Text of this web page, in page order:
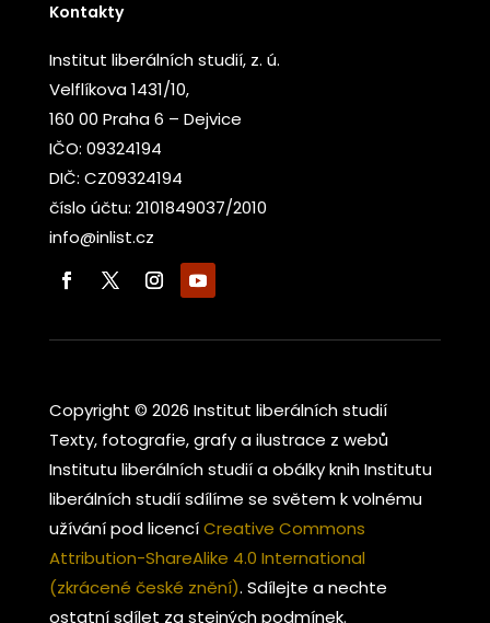
Kontakty
Institut liberálních studií, z. ú.
Velflíkova 1431/10,
160 00 Praha 6 – Dejvice
IČO: 09324194
DIČ: CZ09324194
číslo účtu: 2101849037/2010
info@inlist.cz
Copyright © 2026 Institut liberálních studií
Texty, fotografie, grafy a ilustrace z webů
Institutu liberálních studií a obálky knih Institutu
liberálních studií sdílíme se světem k volnému
užívání pod licencíCreative Commons
Attribution-ShareAlike 4.0 International
(zkrácené české znění). Sdílejte a nechte
ostatní sdílet za stejných podmínek.